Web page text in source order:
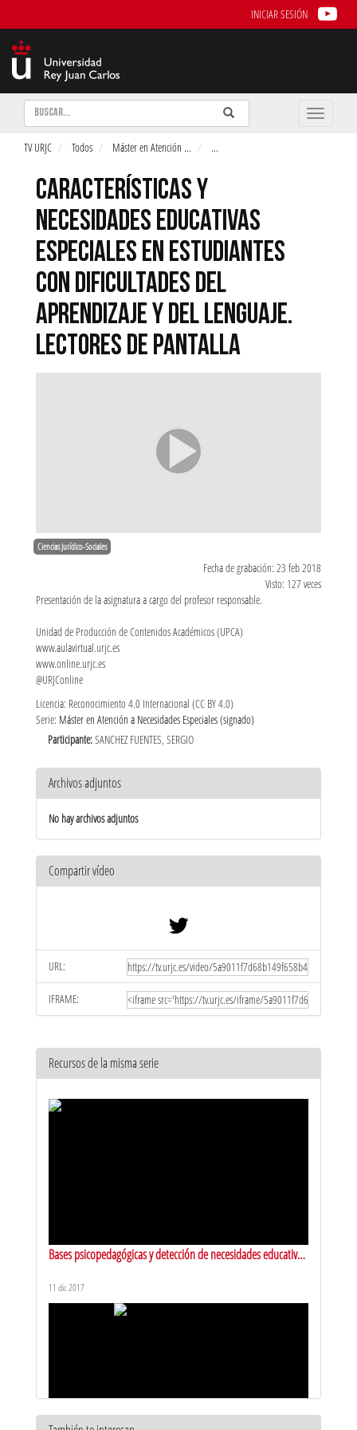
INICIAR SESIÓN
Buscar Enviar
Buscar
Toggle
TV URJC Todos Máster en Atención ... ...
CARACTERÍSTICAS Y
NECESIDADES EDUCATIVAS
ESPECIALES EN ESTUDIANTES
CON DIFICULTADES DEL
APRENDIZAJE Y DEL LENGUAJE.
LECTORES DE PANTALLA
Ciencias Jurídico-Sociales
Fecha de grabación: 23 feb 2018
Visto: 127 veces
Presentación de la asignatura a cargo del profesor responsable.
Unidad de Producción de Contenidos Académicos (UPCA)
www.aulavirtual.urjc.es
www.online.urjc.es
@URJConline
Licencia: Reconocimiento 4.0 Internacional (CC BY 4.0)
Serie: Máster en Atención a Necesidades Especiales (signado)
Participante:SANCHEZ FUENTES, SERGIO
Archivos adjuntos
No hay archivos adjuntos
Compartir vídeo
URL:
IFRAME:
Recursos de la misma serie
Bases psicopedagógicas y detección de necesidades educativas
11 dic 2017